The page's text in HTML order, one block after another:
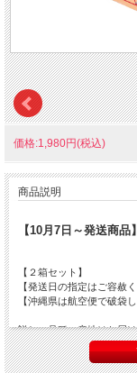
価格:1,980円(税込)
商品説明
【10月7日～発送商品】
【２箱セット】
【発送日の指定はご容赦く
【沖縄県は航空便で破袋
詳しい品種、産地はお届
厳選した素材を使用し自